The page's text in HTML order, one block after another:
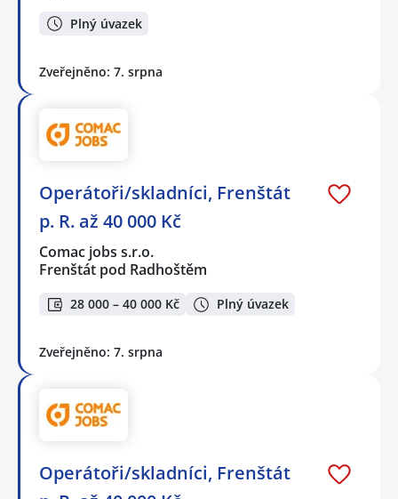
Plný úvazek
Zveřejněno: 7. srpna
Operátoři/skladníci, Frenštát
p. R. až 40 000 Kč
Comac jobs s.r.o.
Frenštát pod Radhoštěm
28 000 – 40 000 Kč Plný úvazek
Zveřejněno: 7. srpna
Operátoři/skladníci, Frenštát